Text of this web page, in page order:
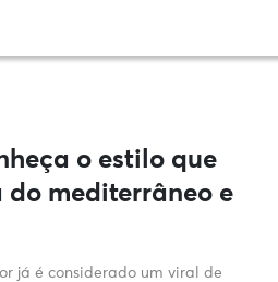
o estilo que
do mediterrâneo e
já é considerado um viral de